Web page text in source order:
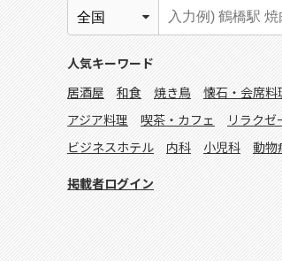
人気キーワード
居酒屋
和食 焼き鳥 懐石・会席料
アジア料理
喫茶・カフェ リラクゼ
ビジネスホテル
内科 小児科 動物
掲載者ログイン